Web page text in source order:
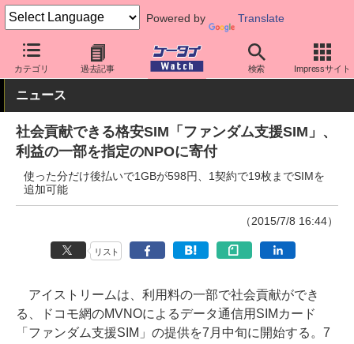
Powered by Translate
カテゴリ 過去記事 検索 Impressサイト
ケータイ Watch 格安スマホ/格安SIM 格安SIM/MVNO 料金プ
ニュース
社会貢献できる格安SIM「ファンダム支援SIM」、
利益の一部を指定のNPOに寄付
使った分だけ後払いで1GBが598円、1契約で19枚までSIMを
追加可能
（2015/7/8 16:44）
リスト
アイストリームは、利用料の一部で社会貢献ができ
る、ドコモ網のMVNOによるデータ通信用SIMカード
「ファンダム支援SIM」の提供を7月中旬に開始する。7